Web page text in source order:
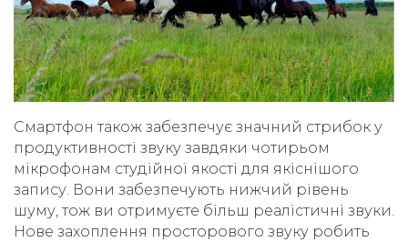
Смартфон також забезпечує значний стрибок у
продуктивності звуку завдяки чотирьом
мікрофонам студійної якості для якіснішого
запису. Вони забезпечують нижчий рівень
шуму, тож ви отримуєте більш реалістичні звуки.
Нове захоплення просторового звуку робить